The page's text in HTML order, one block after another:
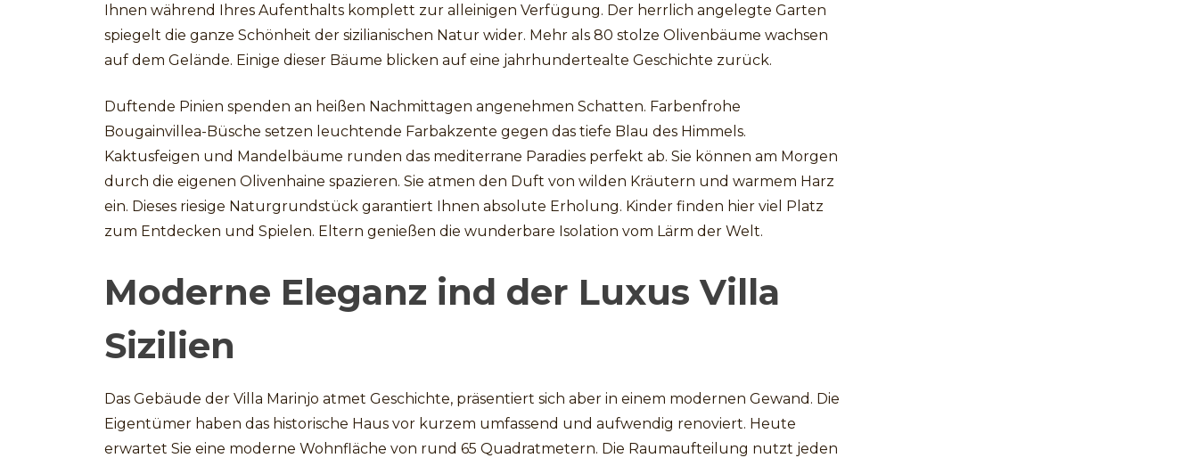
Ihnen während Ihres Aufenthalts komplett zur alleinigen Verfügung. Der herrlich angelegte Garten
spiegelt die ganze Schönheit der sizilianischen Natur wider. Mehr als 80 stolze Olivenbäume wachsen
auf dem Gelände. Einige dieser Bäume blicken auf eine jahrhundertealte Geschichte zurück.
Duftende Pinien spenden an heißen Nachmittagen angenehmen Schatten. Farbenfrohe
Bougainvillea-Büsche setzen leuchtende Farbakzente gegen das tiefe Blau des Himmels.
Kaktusfeigen und Mandelbäume runden das mediterrane Paradies perfekt ab. Sie können am Morgen
durch die eigenen Olivenhaine spazieren. Sie atmen den Duft von wilden Kräutern und warmem Harz
ein. Dieses riesige Naturgrundstück garantiert Ihnen absolute Erholung. Kinder finden hier viel Platz
zum Entdecken und Spielen. Eltern genießen die wunderbare Isolation vom Lärm der Welt.
Moderne Eleganz ind der Luxus Villa
Sizilien
Das Gebäude der Villa Marinjo atmet Geschichte, präsentiert sich aber in einem modernen Gewand. Die
Eigentümer haben das historische Haus vor kurzem umfassend und aufwendig renoviert. Heute
erwartet Sie eine moderne Wohnfläche von rund 65 Quadratmetern. Die Raumaufteilung nutzt jeden